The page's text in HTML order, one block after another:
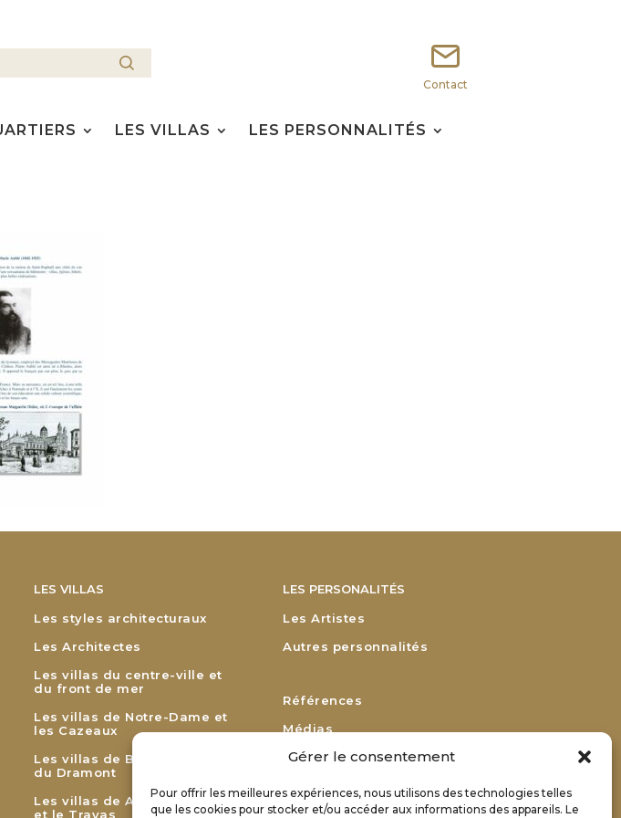
Gérer le consentement
Pour offrir les meilleures expériences, nous utilisons des technologies telles
que les cookies pour stocker et/ou accéder aux informations des appareils. Le
Contact
LES VILLAS LES PERSONNALITÉS
LES VILLAS
Les styles architecturaux
Les Architectes
Les villas du centre-ville et
du front de mer
Les villas de Notre-Dame et
les Cazeaux
Les villas de Boulouris et
du Dramont
Les villas de Agay, Anthéor
et le Trayas
LES PERSONALITÉS
Les Artistes
Autres personnalités
Références
Médias
Remerciements
Bulletin d’adhésion
Bulletin de renouvellement